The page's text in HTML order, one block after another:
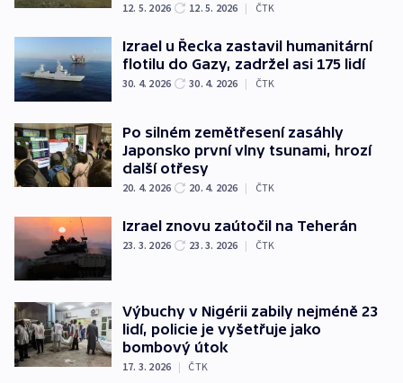
12. 5. 2026 12. 5. 2026 | ČTK
Izrael u Řecka zastavil humanitární
flotilu do Gazy, zadržel asi 175 lidí
30. 4. 2026 30. 4. 2026 | ČTK
Po silném zemětřesení zasáhly
Japonsko první vlny tsunami, hrozí
další otřesy
20. 4. 2026 20. 4. 2026 | ČTK
Izrael znovu zaútočil na Teherán
23. 3. 2026 23. 3. 2026 | ČTK
Výbuchy v Nigérii zabily nejméně 23
lidí, policie je vyšetřuje jako
bombový útok
17. 3. 2026 | ČTK